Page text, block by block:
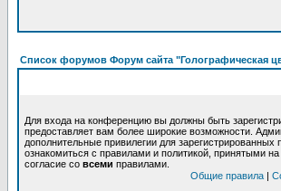
Список форумов Форум сайта "Голографическая
Для входа на конференцию вы должны быть
предоставляет вам более широкие возможности.
дополнительные привилегии для
ознакомиться с правилами и политикой, принятыми
согласие со всеми правилами.
Общие правила |